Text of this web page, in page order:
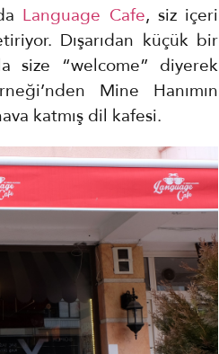
Language Cafe, siz içeri
Dışarıdan küçük bir
size “welcome” diyerek
Mine Hanımın
katmış dil kafesi.